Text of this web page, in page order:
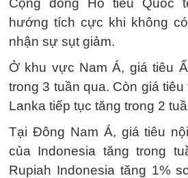
Cộng đồng Hồ tiêu Quốc
hướng tích cực khi không
nhận sự sụt giảm.
Ở khu vực Nam Á, giá tiêu
trong 3 tuần qua. Còn giá
Lanka tiếp tục tăng trong 2
Tại Đông Nam Á, giá tiêu
của Indonesia tăng trong
Rupiah Indonesia tăng 1%